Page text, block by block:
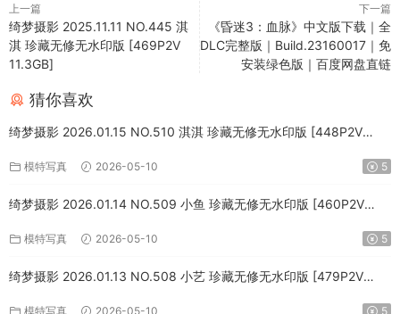
上一篇
绮梦摄影 2025.11.11 NO.445 淇
淇 珍藏无修无水印版 [469P2V
11.3GB]
下一篇
《昏迷3：血脉》中文版下载｜全
DLC完整版｜Build.23160017｜免
安装绿色版｜百度网盘直链
猜你喜欢
绮梦摄影 2026.01.15 NO.510 淇淇 珍藏无修无水印版 [448P2V
模特写真 2026-05-10 5
绮梦摄影 2026.01.14 NO.509 小鱼 珍藏无修无水印版 [460P2V
模特写真 2026-05-10 5
绮梦摄影 2026.01.13 NO.508 小艺 珍藏无修无水印版 [479P2V
模特写真 2026-05-10 5